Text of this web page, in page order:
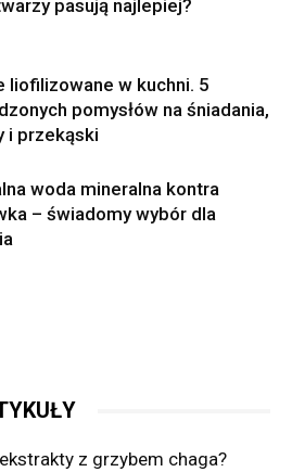
pasują najlepiej?
liofilizowane w kuchni. 5
pomysłów na śniadania,
i przekąski
woda mineralna kontra
– świadomy wybór dla
z grzybem chaga?